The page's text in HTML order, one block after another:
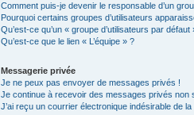
Comment puis-je devenir le responsable d’un
Pourquoi certains groupes d’utilisateurs
Qu’est-ce qu’un « groupe d’utilisateurs par défaut
Qu’est-ce que le lien « L’équipe » ?
Messagerie privée
Je ne peux pas envoyer de messages privés !
Je continue à recevoir des messages privés non
J’ai reçu un courrier électronique indésirable de